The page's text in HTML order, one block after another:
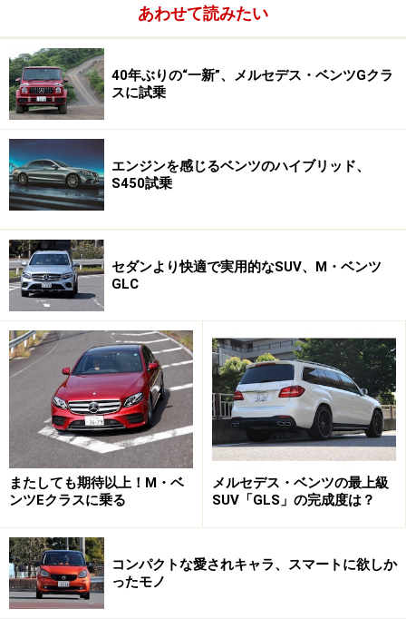
で「エアキャップ」をチェック
※記事内容は執筆時点のものです。最新の内容をご確認くださ
い。
次のページへ
あわせて読みたい
40年ぶりの“一新”、メルセデス・ベンツGクラ
スに試乗
エンジンを感じるベンツのハイブリッド、
S450試乗
セダンより快適で実用的なSUV、M・ベンツ
GLC
またしても期待以上！M・ベ
ンツEクラスに乗る
メルセデス・ベンツの最上級
SUV「GLS」の完成度は？
コンパクトな愛されキャラ、スマートに欲しか
ったモノ